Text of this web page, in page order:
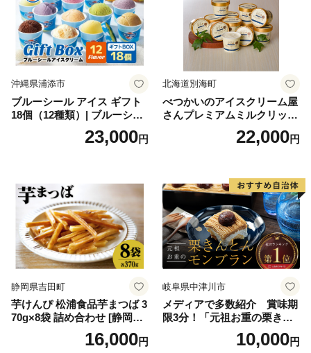
沖縄県浦添市
ブルーシール アイス ギフト
18個（12種類）| ブルーシー
ルアイス ブルーシールアイ
スクリーム 着日指定可能 送
誕生日 カップ 詰め合わせ バ
ラエティ | バニラ チョコレー
ト ストロベリー ピスタチオ
バニラ＆クッキー ウベ 沖縄
紅イモ 塩ちんすこう 沖縄シ
ークヮーサー 沖縄黒糖 琉球
ロイヤルミルクティ 沖縄パ
イン
23,000円
北海道別海町
べつかいのアイスクリーム屋
さんプレミアムミルクリッチ
12個（AP-01）（ 北海道アイ
ス 北海道産アイス アイス ア
道産アイス 道産アイスクリ
ーム ギフト 詰合せ 詰め合わ
せ ふるさと納税 ）
22,000円
静岡県吉田町
芋けんぴ 松浦食品芋まつば 3
70g×8袋 詰め合わせ [静岡伊
勢丹(松浦食品) 静岡県 吉田町
22424274] 芋ケンピ セット
16,000円
岐阜県中津川市
メディアで多数紹介 賞味期
限3分！「元祖お重の栗きん
とんモンブラン」 【未来の
ご褒美】スイーツ 栗 モンブ
10,000円